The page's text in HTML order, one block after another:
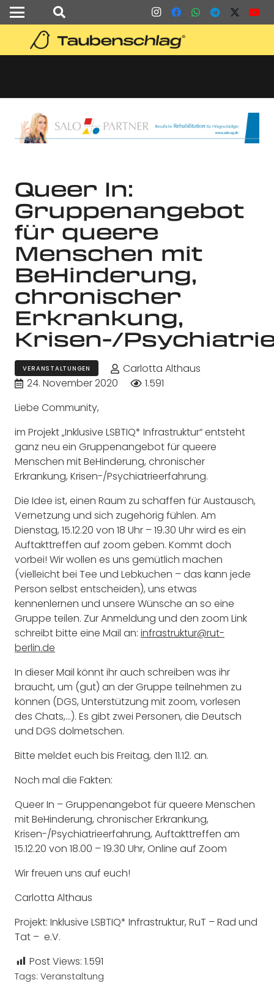
Queer In:
Gruppenangebot
für queere
Menschen mit
BeHinderung,
chronischer
Erkrankung,
Krisen-/
VERANSTALTUNGEN
Carlotta Althaus
24. November 2020
1.591
Liebe Community,
im Projekt „Inklusive LSBTIQ* Infrastruktur“ entsteht
ganz neu ein Gruppenangebot für queere
Menschen mit BeHinderung, chronischer
Erkrankung, Krisen-/Psychiatrieerfahrung.
Die Idee ist, einen Raum zu schaffen für Austausch,
Vernetzung und sich zugehörig fühlen. Am
Dienstag, 15.12.20 von 18 Uhr – 19.30 Uhr wird es ein
Auftakttreffen auf zoom geben. Kommt doch
vorbei! Wir wollen es uns gemütlich machen
(vielleicht bei Tee und Lebkuchen – das kann jede
Person selbst entscheiden), uns etwas
kennenlernen und unsere Wünsche an so eine
Gruppe teilen. Zur Anmeldung und den zoom Link
schreibt bitte eine Mail an: infrastruktur@rut-
berlin.de
In dieser Mail könnt ihr auch schreiben was ihr
braucht, um (gut) an der Gruppe teilnehmen zu
können (DGS, Unterstützung mit zoom, vorlesen
des Chats,…). Es gibt zwei Personen, die Deutsch
und DGS dolmetschen.
Bitte meldet euch bis Freitag, den 11.12. an.
Noch mal die Fakten:
Queer In – Gruppenangebot für queere Menschen
mit BeHinderung, chronischer Erkrankung,
Krisen-/Psychiatrieerfahrung, Auftakttreffen am
15.12.20 von 18.00 – 19.30 Uhr, Online auf Zoom
Wir freuen uns auf euch!
Carlotta Althaus
Projekt: Inklusive LSBTIQ* Infrastruktur, RuT – Rad und
Tat – e.V.
Post Views: 1.591
Tags: Veranstaltung